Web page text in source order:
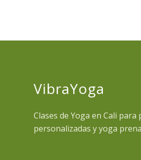
VibraYoga
Clases de Yoga en Cali
personalizadas y yoga